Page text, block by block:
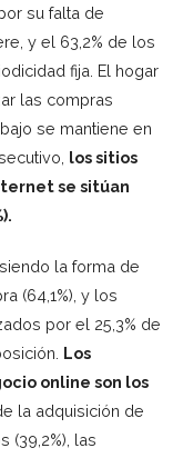
su falta de
y el 63,2% de los
fija. El hogar
las compras
se mantiene en
los sitios
se sitúan
la forma de
(64,1%), y los
por el 25,3% de
Los
online son los
la adquisición de
(39,2%), las